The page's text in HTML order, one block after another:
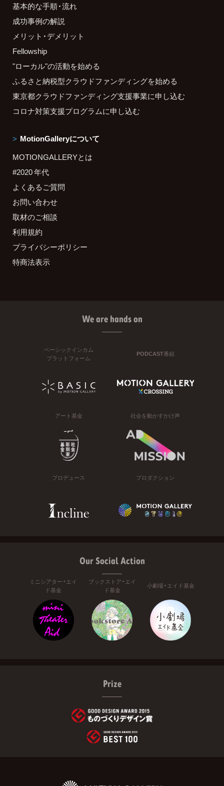
基本的な手順・流れ
成功事例の解説
メリット・デメリット
Fellowship
"ローカル"の活動を始める
ふるさと納税型クラウドファンディングを始める
東京都クラウドファンディング支援事業に申し込む
コロナ対策支援プログラムに申し込む
MotionGalleryについて
MOTIONGALLERYとは
#2020 年代
よくあるご質問
お問い合わせ
取材のご相談
利用規約
プライバシーポリシー
特商法表示
We are hands on
ベーシックインカム
プラットフォーム
PODCAST番組
アート基金 社会を動かすかけ声
プロデュース プロダクション
Our Social Action
ミニシアター・エイ
ド基金
ブックストア・エイ
ド基金
小劇場・エイド基金
Prize